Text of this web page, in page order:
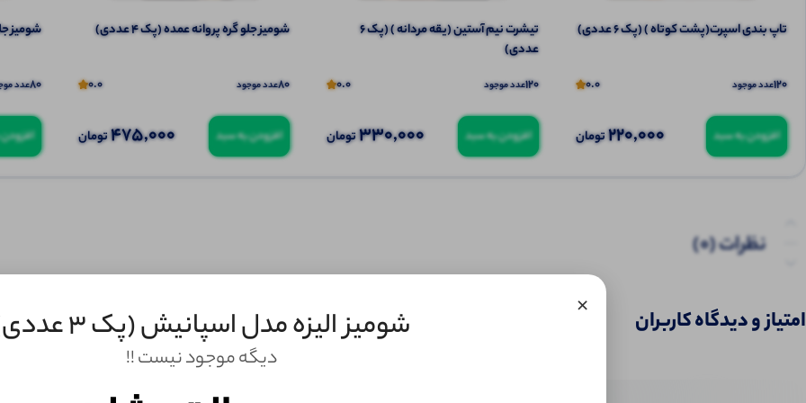
تاپ بندی اسپرت(پشت کوتاه ) (پک 6 عددی)
120عدد موجود 0.0
افزودن به سبد 220,000تومان
تیشرت نیم آستین (یقه مردانه ) (پک 6
عددی)
120عدد موجود 0.0
افزودن به سبد 330,000تومان
شومیز جلو گره پروانه عمده (پک 4 عددی)
80عدد موجود 0.0
افزودن به سبد 475,000تومان
شومیز
80عدد
نظرات (0)
امتیاز و دیدگاه کاربران × شومیز الیزه مدل اسپانیش (پک 3 عددی)
دیگه موجود نیست !!